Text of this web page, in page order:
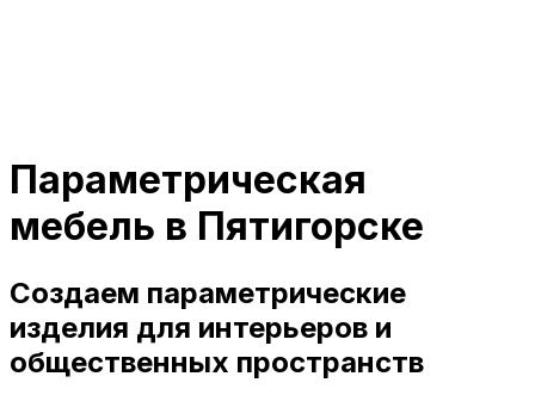
Параметрическая мебель
Параметрические скамейки
Параметрические кресла
Параметрические стены и панно
Параметрические столы
Параметрические шезлонги
Параметрические кашпо
Параметрическая
мебель в Пятигорске
Создаем параметрические
изделия для интерьеров и
общественных пространств